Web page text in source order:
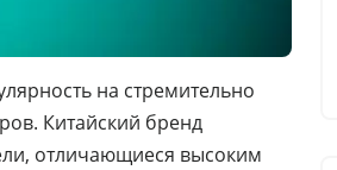
на стремительно
Китайский бренд
отличающиеся высоким